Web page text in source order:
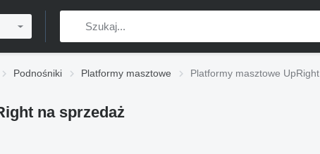
Podnośniki Platformy masztowe Platformy masztowe UpRight
na sprzedaż